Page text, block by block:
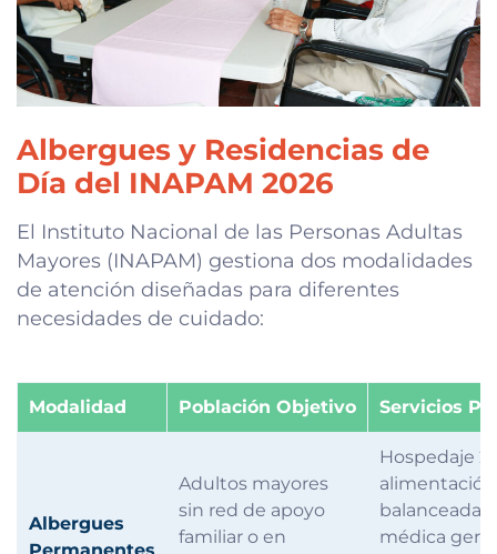
Albergues y Residencias de
Día del INAPAM 2026
El Instituto Nacional de las Personas Adultas
Mayores (INAPAM) gestiona dos modalidades
de atención diseñadas para diferentes
necesidades de cuidado:
Modalidad Población Objetivo Servicios
Albergues
Adultos mayores
sin red de apoyo
familiar o en
Hospedaje
alimentación
balanceada,
médica